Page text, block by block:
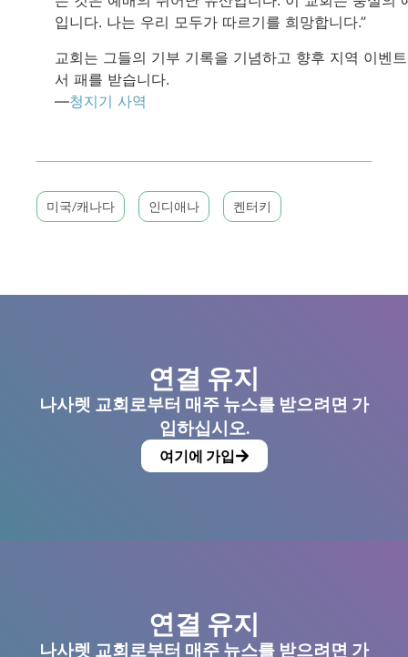
입니다. 나는 우리 모두가 따르기를 희망합니다.”
교회는 그들의 기부 기록을 기념하고 향후 지역 이벤
서 패를 받습니다.
—청지기 사역
미국/캐나다 인디애나 켄터키
연결 유지
나사렛 교회로부터 매주 뉴스를 받으려면 가
입하십시오.
여기에 가입
연결 유지
나사렛 교회로부터 매주 뉴스를 받으려면 가